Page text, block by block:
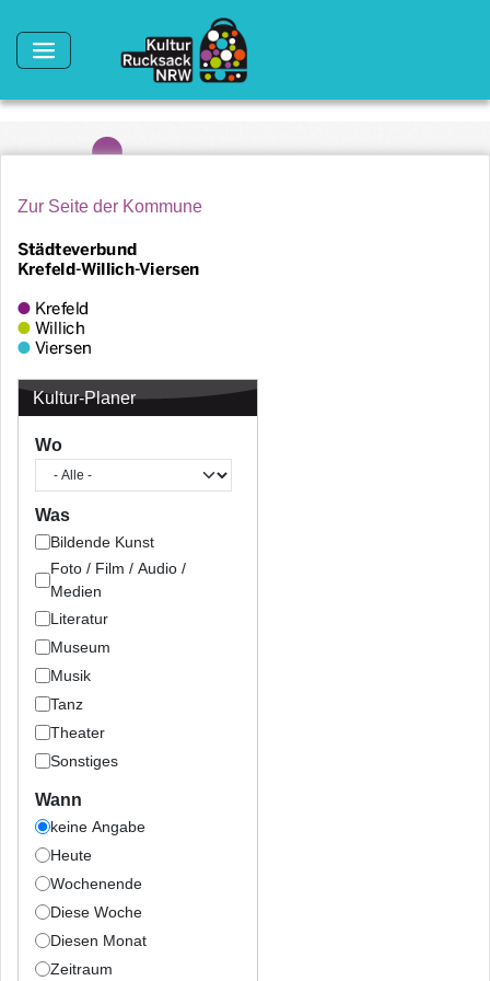
Zur Seite der Kommune
Kultur-Planer
Wo
Was
Bildende Kunst
Foto / Film / Audio /
Medien
Literatur
Museum
Musik
Tanz
Theater
Sonstiges
Wann
keine Angabe
Heute
Wochenende
Diese Woche
Diesen Monat
Zeitraum